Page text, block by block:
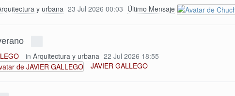
y urbana 23 Jul 2026 00:03 Último Mensaje
in Arquitectura y urbana 22 Jul 2026 18:55
JAVIER GALLEGO